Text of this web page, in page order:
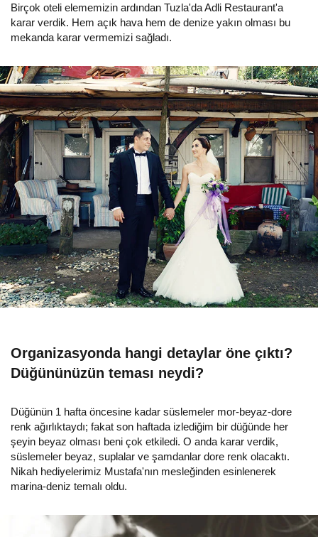
Birçok oteli elememizin ardından Tuzla'da Adli Restaurant'a
karar verdik. Hem açık hava hem de denize yakın olması bu
mekanda karar vermemizi sağladı.
Organizasyonda hangi detaylar öne çıktı?
Düğününüzün teması neydi?
Düğünün 1 hafta öncesine kadar süslemeler mor-beyaz-dore
renk ağırlıktaydı; fakat son haftada izlediğim bir düğünde her
şeyin beyaz olması beni çok etkiledi. O anda karar verdik,
süslemeler beyaz, suplalar ve şamdanlar dore renk olacaktı.
Nikah hediyelerimiz Mustafa'nın mesleğinden esinlenerek
marina-deniz temalı oldu.